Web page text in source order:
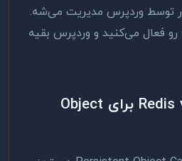
توسط وردپرس مدیریت می‌شه.
شما فقط Object Cache رو فعال می‌کنید و وردپرس بقیه
Redis vs Memcached برای Object